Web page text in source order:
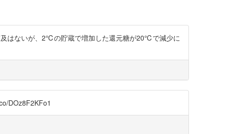
及はないが、2℃の貯蔵で増加した還元糖が20℃で減少に
DOz8F2KFo1